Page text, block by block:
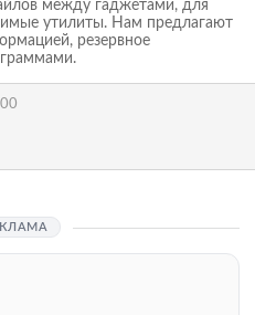
между гаджетами, для
утилиты. Нам предлагают
резервное